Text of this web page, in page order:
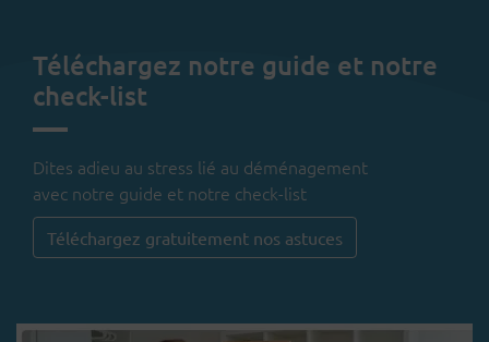
Téléchargez notre guide et notre
check-list
Dites adieu au stress lié au déménagement
avec notre guide et notre check-list
Téléchargez gratuitement nos astuces